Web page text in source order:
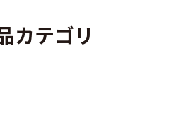
カテゴリ